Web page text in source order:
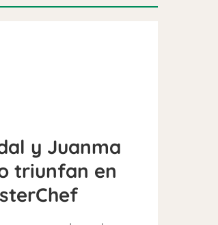
y Juanma
triunfan en